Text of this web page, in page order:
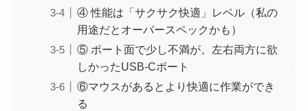
④ 性能は「サクサク快適」レベル（私の
用途だとオーバースペックかも）
⑤ ポート面で少し不満が。左右両方に欲
しかったUSB-Cポート
⑥マウスがあるとより快適に作業ができ
る